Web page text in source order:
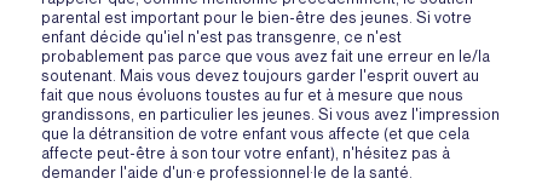
parental est important pour le bien-être des jeunes. Si votre
enfant décide qu'iel n'est pas transgenre, ce n'est
probablement pas parce que vous avez fait une erreur en le/la
soutenant. Mais vous devez toujours garder l'esprit ouvert au
fait que nous évoluons toustes au fur et à mesure que nous
grandissons, en particulier les jeunes. Si vous avez l'impression
que la détransition de votre enfant vous affecte (et que cela
affecte peut-être à son tour votre enfant), n'hésitez pas à
demander l'aide d'un·e professionnel·le de la santé.